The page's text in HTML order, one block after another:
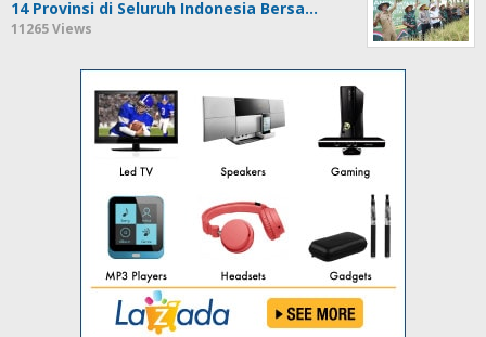
14 Provinsi di Seluruh Indonesia Bersa…
11265 Views